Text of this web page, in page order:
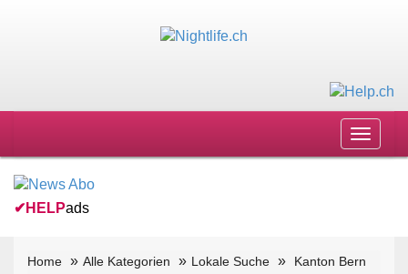
Toggle
✔ HELPads
Home Alle Kategorien Lokale Suche Kanton Bern